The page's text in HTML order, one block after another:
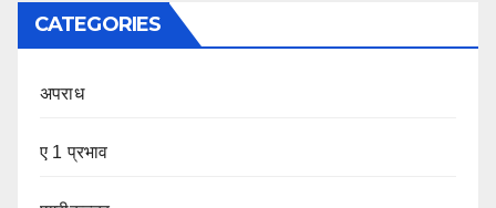
CATEGORIES
अपराध
ए 1 प्रभाव